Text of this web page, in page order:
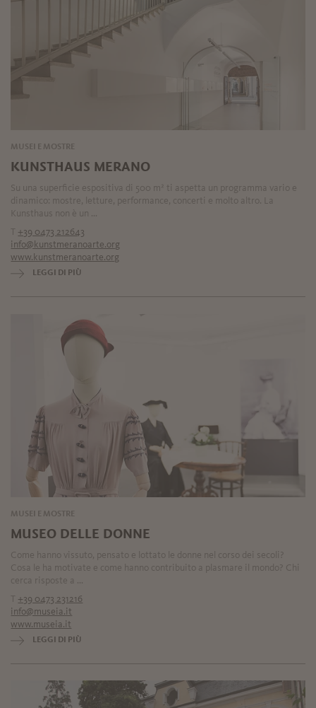
MUSEI E MOSTRE
KUNSTHAUS MERANO
Su una superficie espositiva di 500 m² ti aspetta un programma vario e
dinamico: mostre, letture, performance, concerti e molto altro. La
Kunsthaus non è un ...
T +39 0473 212643
info@kunstmeranoarte.org
www.kunstmeranoarte.org
LEGGI DI PIÙ
MUSEI E MOSTRE
MUSEO DELLE DONNE
Come hanno vissuto, pensato e lottato le donne nel corso dei secoli?
Cosa le ha motivate e come hanno contribuito a plasmare il mondo? Chi
cerca risposte a ...
T +39 0473 231216
info@museia.it
www.museia.it
LEGGI DI PIÙ